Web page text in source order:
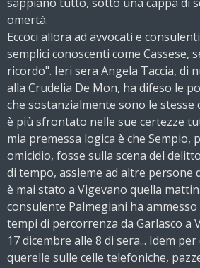
omertà.
Eccoci allora ad avvocati e
semplici conoscenti come Cassese,
ricordo". Ieri sera Angela Taccia, di
alla Crudelia De Mon, ha difeso le
che sostanzialmente sono le stesse
è più sfrontato nelle sue certezze
mia premessa logica è che Sempio,
omicidio, fosse sulla scena del
di tempo, assieme ad altre persone
è mai stato a Vigevano quella
consulente Palmegiani ha
tempi di percorrenza da Garlasco a
17 dicembre alle 8 di sera... Idem
querelle sulle celle telefoniche,